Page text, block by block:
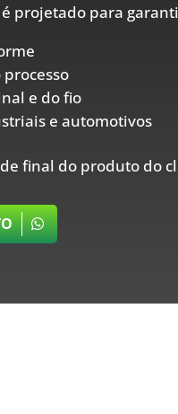
projetado para
e do fio
e automotivos
final do produto do